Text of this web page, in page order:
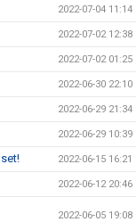
2022-07-04 11:14
2022-07-02 12:38
2022-07-02 01:25
2022-06-30 22:10
2022-06-29 21:34
2022-06-29 10:39
2022-06-15 16:21
2022-06-12 20:46
2022-06-05 19:08